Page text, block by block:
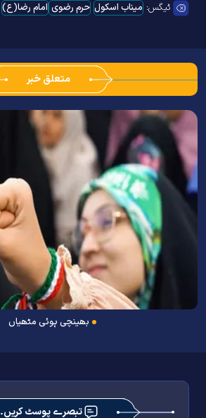
ٹیگس: میناب اسکول حرم رضوی امام رضا(ع)
متعلق خبر
بھینچی ہوئی مٹھیاں
تبصرے پوسٹ کریں۔